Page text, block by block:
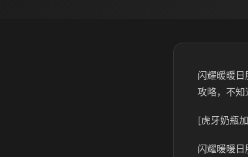
闪耀暖暖
攻略，不知
[虎牙奶瓶
闪耀暖暖日